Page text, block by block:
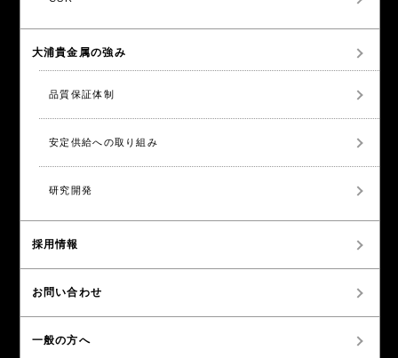
大浦貴金属の強み
品質保証体制
安定供給への取り組み
研究開発
採用情報
お問い合わせ
一般の方へ